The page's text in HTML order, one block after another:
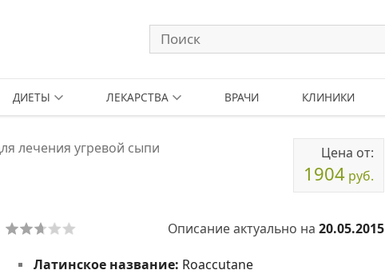
ДИЕТЫ ЛЕКАРСТВА ВРАЧИ КЛИНИКИ
лечения угревой сыпи Цена от:
1904 руб.
Описание актуально на 20.05.2015
Латинское название: Roaccutane